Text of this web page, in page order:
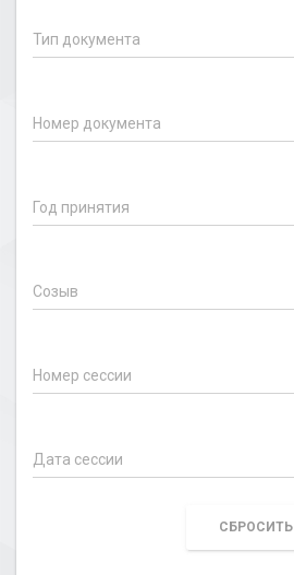
Тип документа
Номер документа
Год принятия
Созыв
Номер сессии
СБРОСИТЬ